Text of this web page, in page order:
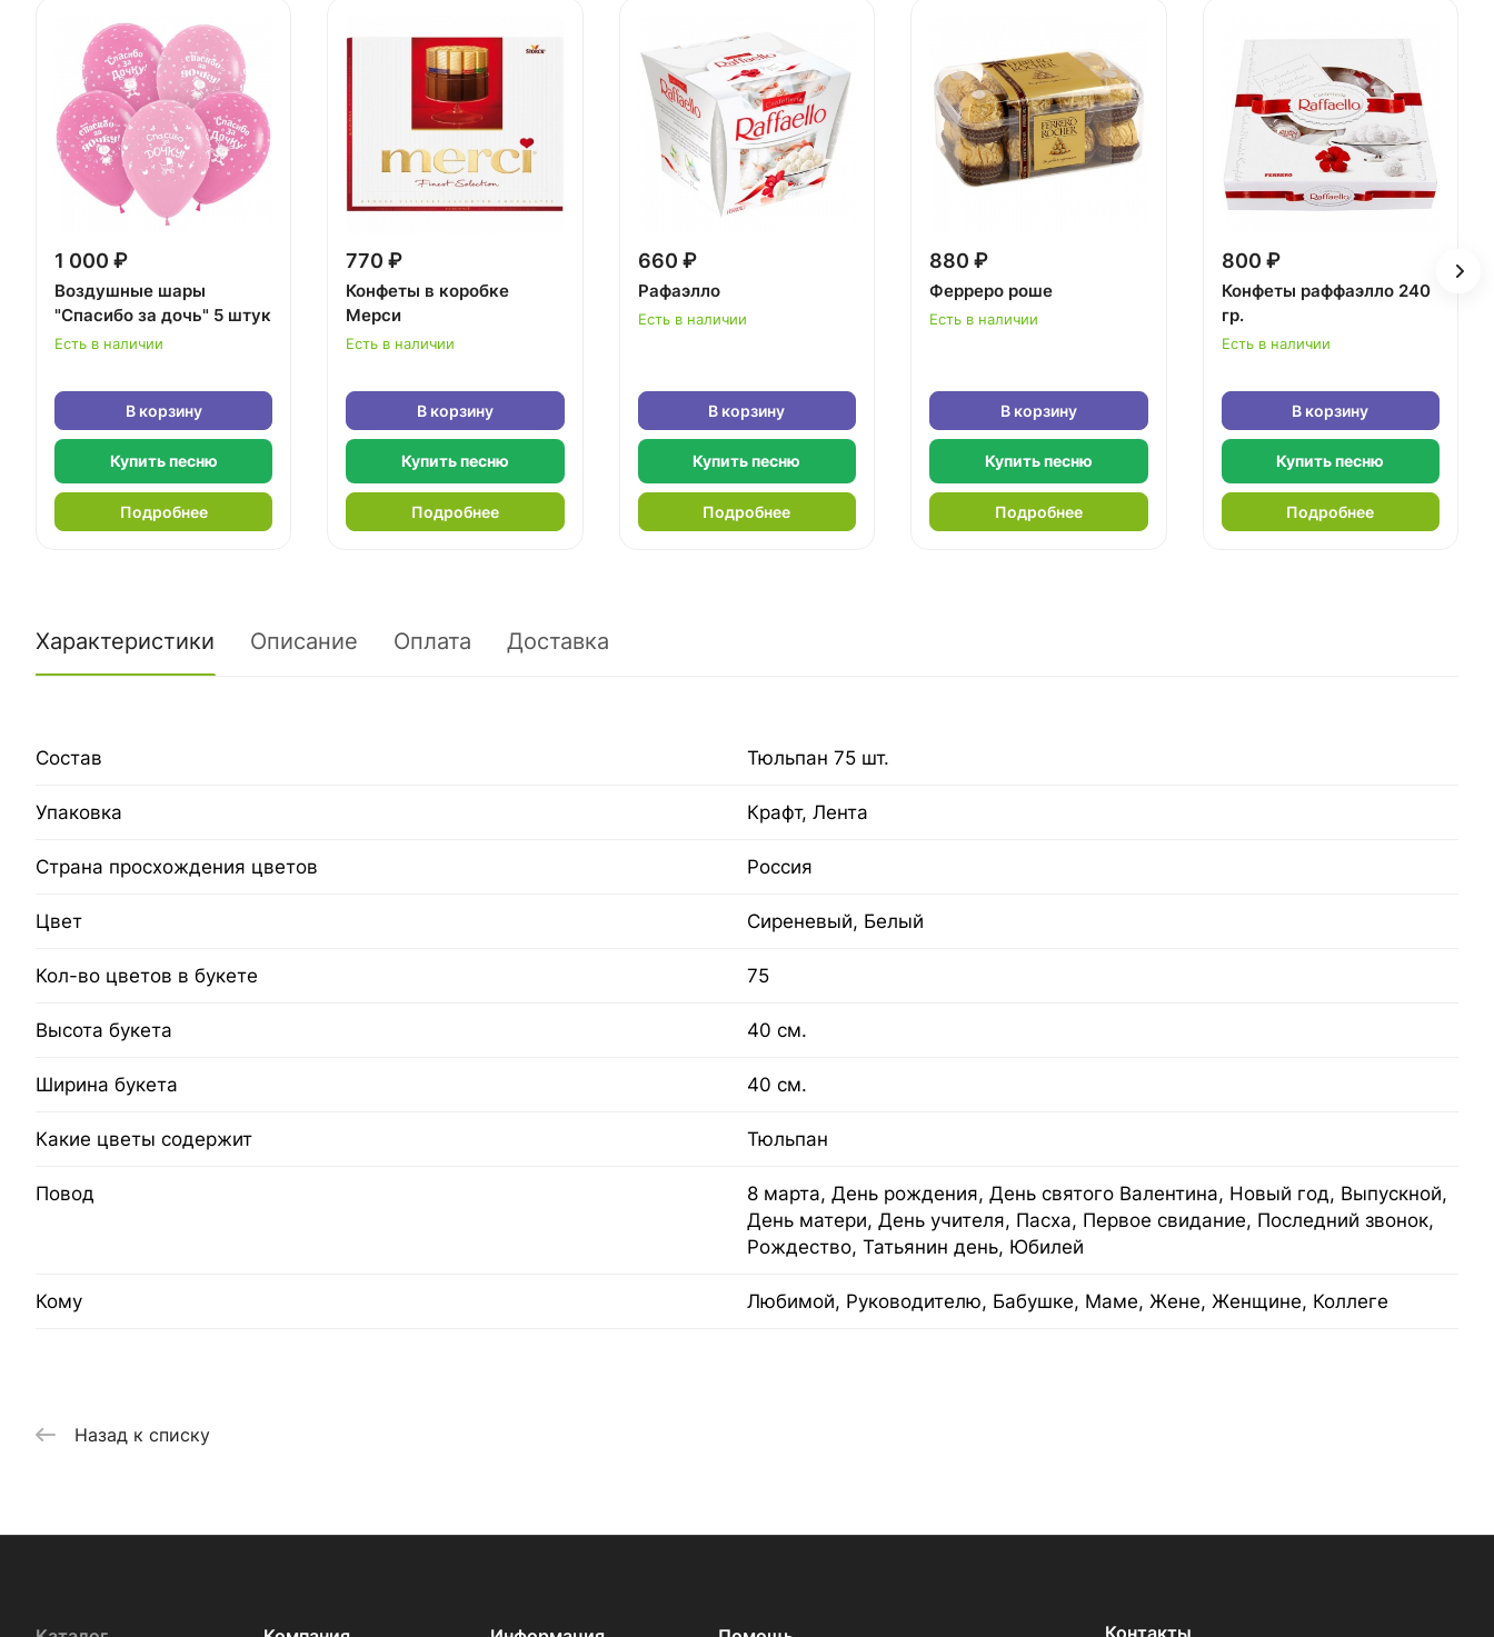
1 000 ₽
Воздушные шары
"Спасибо за дочь" 5 штук
Есть в наличии
В корзину
Купить песню
Подробнее
770 ₽
Конфеты в коробке
Мерси
Есть в наличии
В корзину
Купить песню
Подробнее
660 ₽
Рафаэлло
Есть в наличии
В корзину
Купить песню
Подробнее
880 ₽
Ферреро роше
Есть в наличии
В корзину
Купить песню
Подробнее
800 ₽
Конфеты раффаэлло 240
гр.
Есть в наличии
В корзину
Купить песню
Подробнее
Характеристики Описание Оплата Доставка
Состав Тюльпан 75 шт.
Упаковка Крафт, Лента
Страна просхождения цветов Россия
Цвет Сиреневый, Белый
Кол-во цветов в букете 75
Высота букета 40 см.
Ширина букета 40 см.
Какие цветы содержит Тюльпан
Повод
8 марта, День рождения, День святого Валентина, Новый год, Выпускной,
День матери, День учителя, Пасха, Первое свидание, Последний звонок,
Рождество, Татьянин день, Юбилей
Кому Любимой, Руководителю, Бабушке, Маме, Жене, Женщине, Коллеге
Назад к списку
Контакты